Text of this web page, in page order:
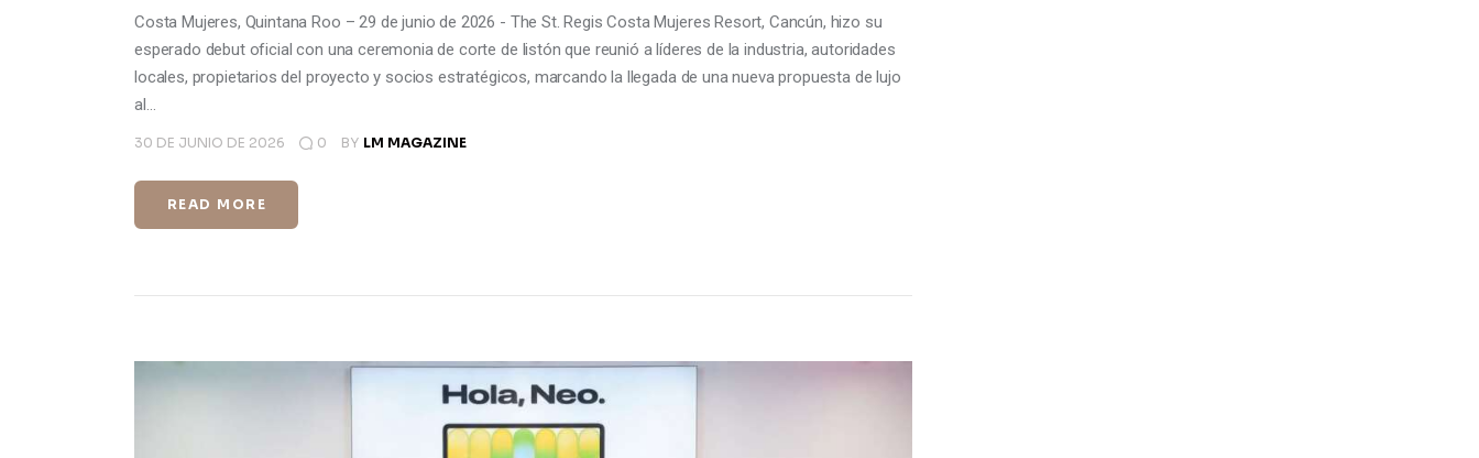
Costa Mujeres, Quintana Roo – 29 de junio de 2026 - The St. Regis Costa Mujeres Resort, Cancún, hizo su
esperado debut oficial con una ceremonia de corte de listón que reunió a líderes de la industria, autoridades
locales, propietarios del proyecto y socios estratégicos, marcando la llegada de una nueva propuesta de lujo
al…
30 DE JUNIO DE 2026 0 BY LM MAGAZINE
READ MORE